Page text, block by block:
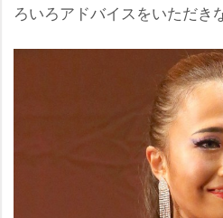
ろいろアドバイスをいただき